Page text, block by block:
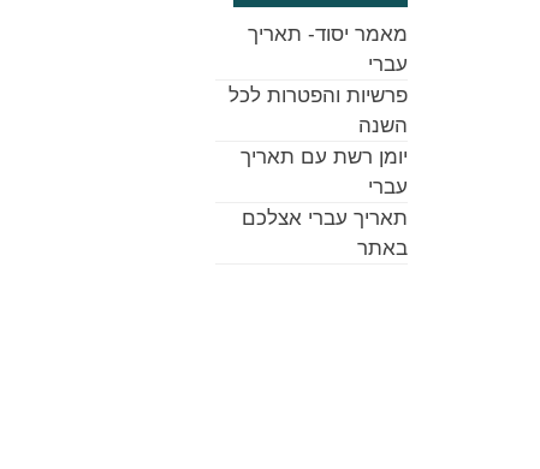
מאמר יסוד- תאריך
עברי
פרשיות והפטרות לכל
השנה
יומן רשת עם תאריך
עברי
תאריך עברי אצלכם
באתר